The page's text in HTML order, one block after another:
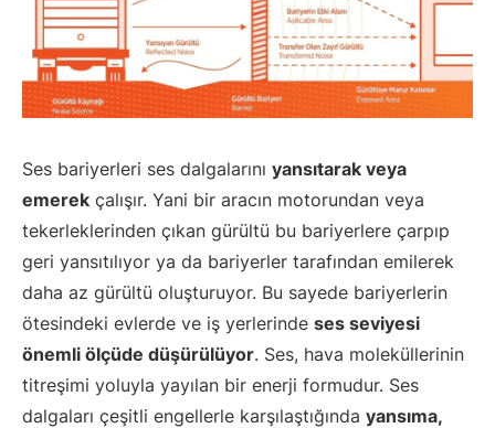
Ses bariyerleri ses dalgalarını yansıtarak veya
emerek çalışır. Yani bir aracın motorundan veya
tekerleklerinden çıkan gürültü bu bariyerlere çarpıp
geri yansıtılıyor ya da bariyerler tarafından emilerek
daha az gürültü oluşturuyor. Bu sayede bariyerlerin
ötesindeki evlerde ve iş yerlerinde ses seviyesi
önemli ölçüde düşürülüyor. Ses, hava moleküllerinin
titreşimi yoluyla yayılan bir enerji formudur. Ses
dalgaları çeşitli engellerle karşılaştığında yansıma,